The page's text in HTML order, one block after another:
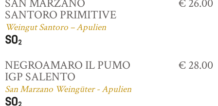
SANTORO PRIMITIVE
Weingut Santoro – Apulien
NEGROAMARO IL PUMO
IGP SALENTO
San Marzano Weingüter - Apulien
€ 28.00